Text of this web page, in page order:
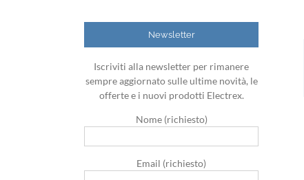
Newsletter
Iscriviti alla newsletter per rimanere
sempre aggiornato sulle ultime novità, le
offerte e i nuovi prodotti Electrex.
Nome (richiesto)
Email (richiesto)